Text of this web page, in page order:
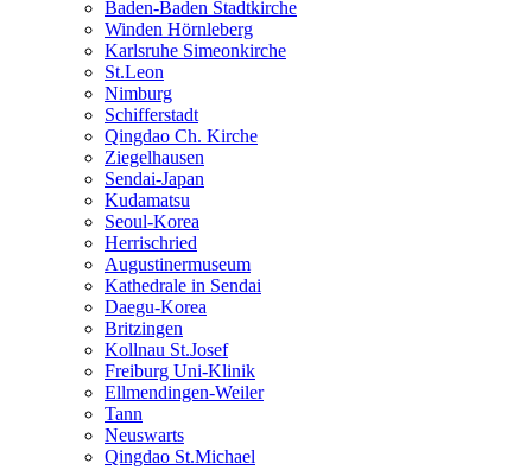
Baden-Baden Stadtkirche
Winden Hörnleberg
Karlsruhe Simeonkirche
St.Leon
Nimburg
Schifferstadt
Qingdao Ch. Kirche
Ziegelhausen
Sendai-Japan
Kudamatsu
Seoul-Korea
Herrischried
Augustinermuseum
Kathedrale in Sendai
Daegu-Korea
Britzingen
Kollnau St.Josef
Freiburg Uni-Klinik
Ellmendingen-Weiler
Tann
Neuswarts
Qingdao St.Michael